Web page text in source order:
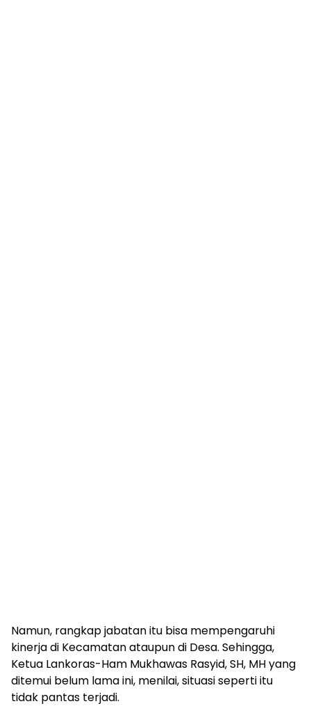
Namun, rangkap jabatan itu bisa mempengaruhi
kinerja di Kecamatan ataupun di Desa. Sehingga,
Ketua Lankoras-Ham Mukhawas Rasyid, SH, MH yang
ditemui belum lama ini, menilai, situasi seperti itu
tidak pantas terjadi.